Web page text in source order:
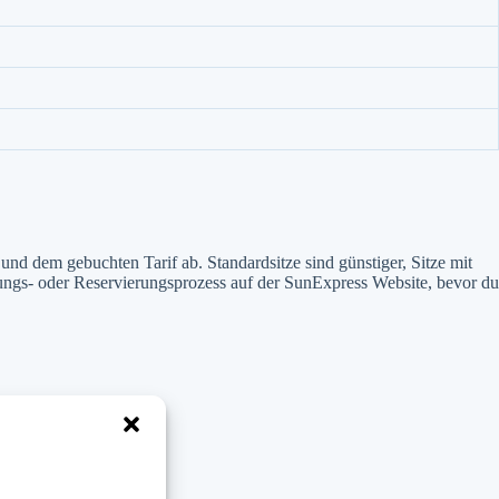
dem gebuchten Tarif ab. Standardsitze sind günstiger, Sitze mit
oder Reservierungsprozess auf der SunExpress Website, bevor du